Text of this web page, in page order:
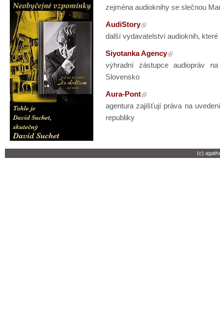
zejména audioknihy se slečnou
AudiStory
další vydavatelství audioknih,
Siyotanka Agency
výhradní zástupce audiopráv
Slovensko
Aura-Pont
agentura zajišťují práva na
republiky
(c)